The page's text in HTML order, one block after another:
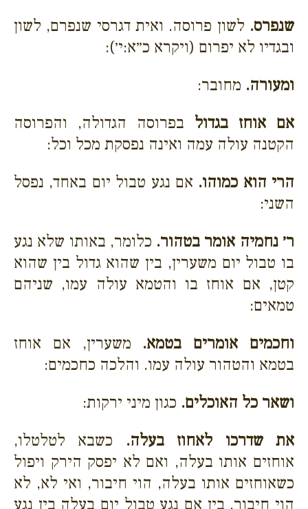
שנפרס. לשון פרוסה. ואית דגרסי שנפרם, לשון
ובגדיו לא יפרום (ויקרא כ״א:י׳):
ומעורה. מחובר:
אם אוחז בגדול בפרוסה הגדולה, והפרוסה
הקטנה עולה עמה ואינה נפסקת מכל וכל:
הרי הוא כמוהו. אם נגע טבול יום באחד, נפסל
השני:
ר׳ נחמיה אומר בטהור. כלומר, באותו שלא נגע
בו טבול יום משערין, בין שהוא גדול בין שהוא
קטן, אם אוחז בו והטמא עולה עמו, שניהם
טמאים:
וחכמים אומרים בטמא. משערין, אם אוחז
בטמא והטהור עולה עמו. והלכה כחכמים:
ושאר כל האוכלים. כגון מיני ירקות:
את שדרכו לאחוז בעלה. כשבא לטלטלו,
אוחזים אותו בעלה, ואם לא יפסק הירק ויפול
כשאוחזים אותו בעלה, הוי חיבור, ואי לא, לא
הוי חיבור, בין אם נגע טבול יום בעלה בין נגע